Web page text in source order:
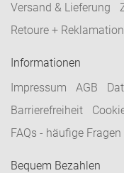
Versand & Lieferung
Retoure +
Informationen
Impressum
AGB
Barrierefreiheit
FAQs - häufige Fragen
Bequem Bezahlen